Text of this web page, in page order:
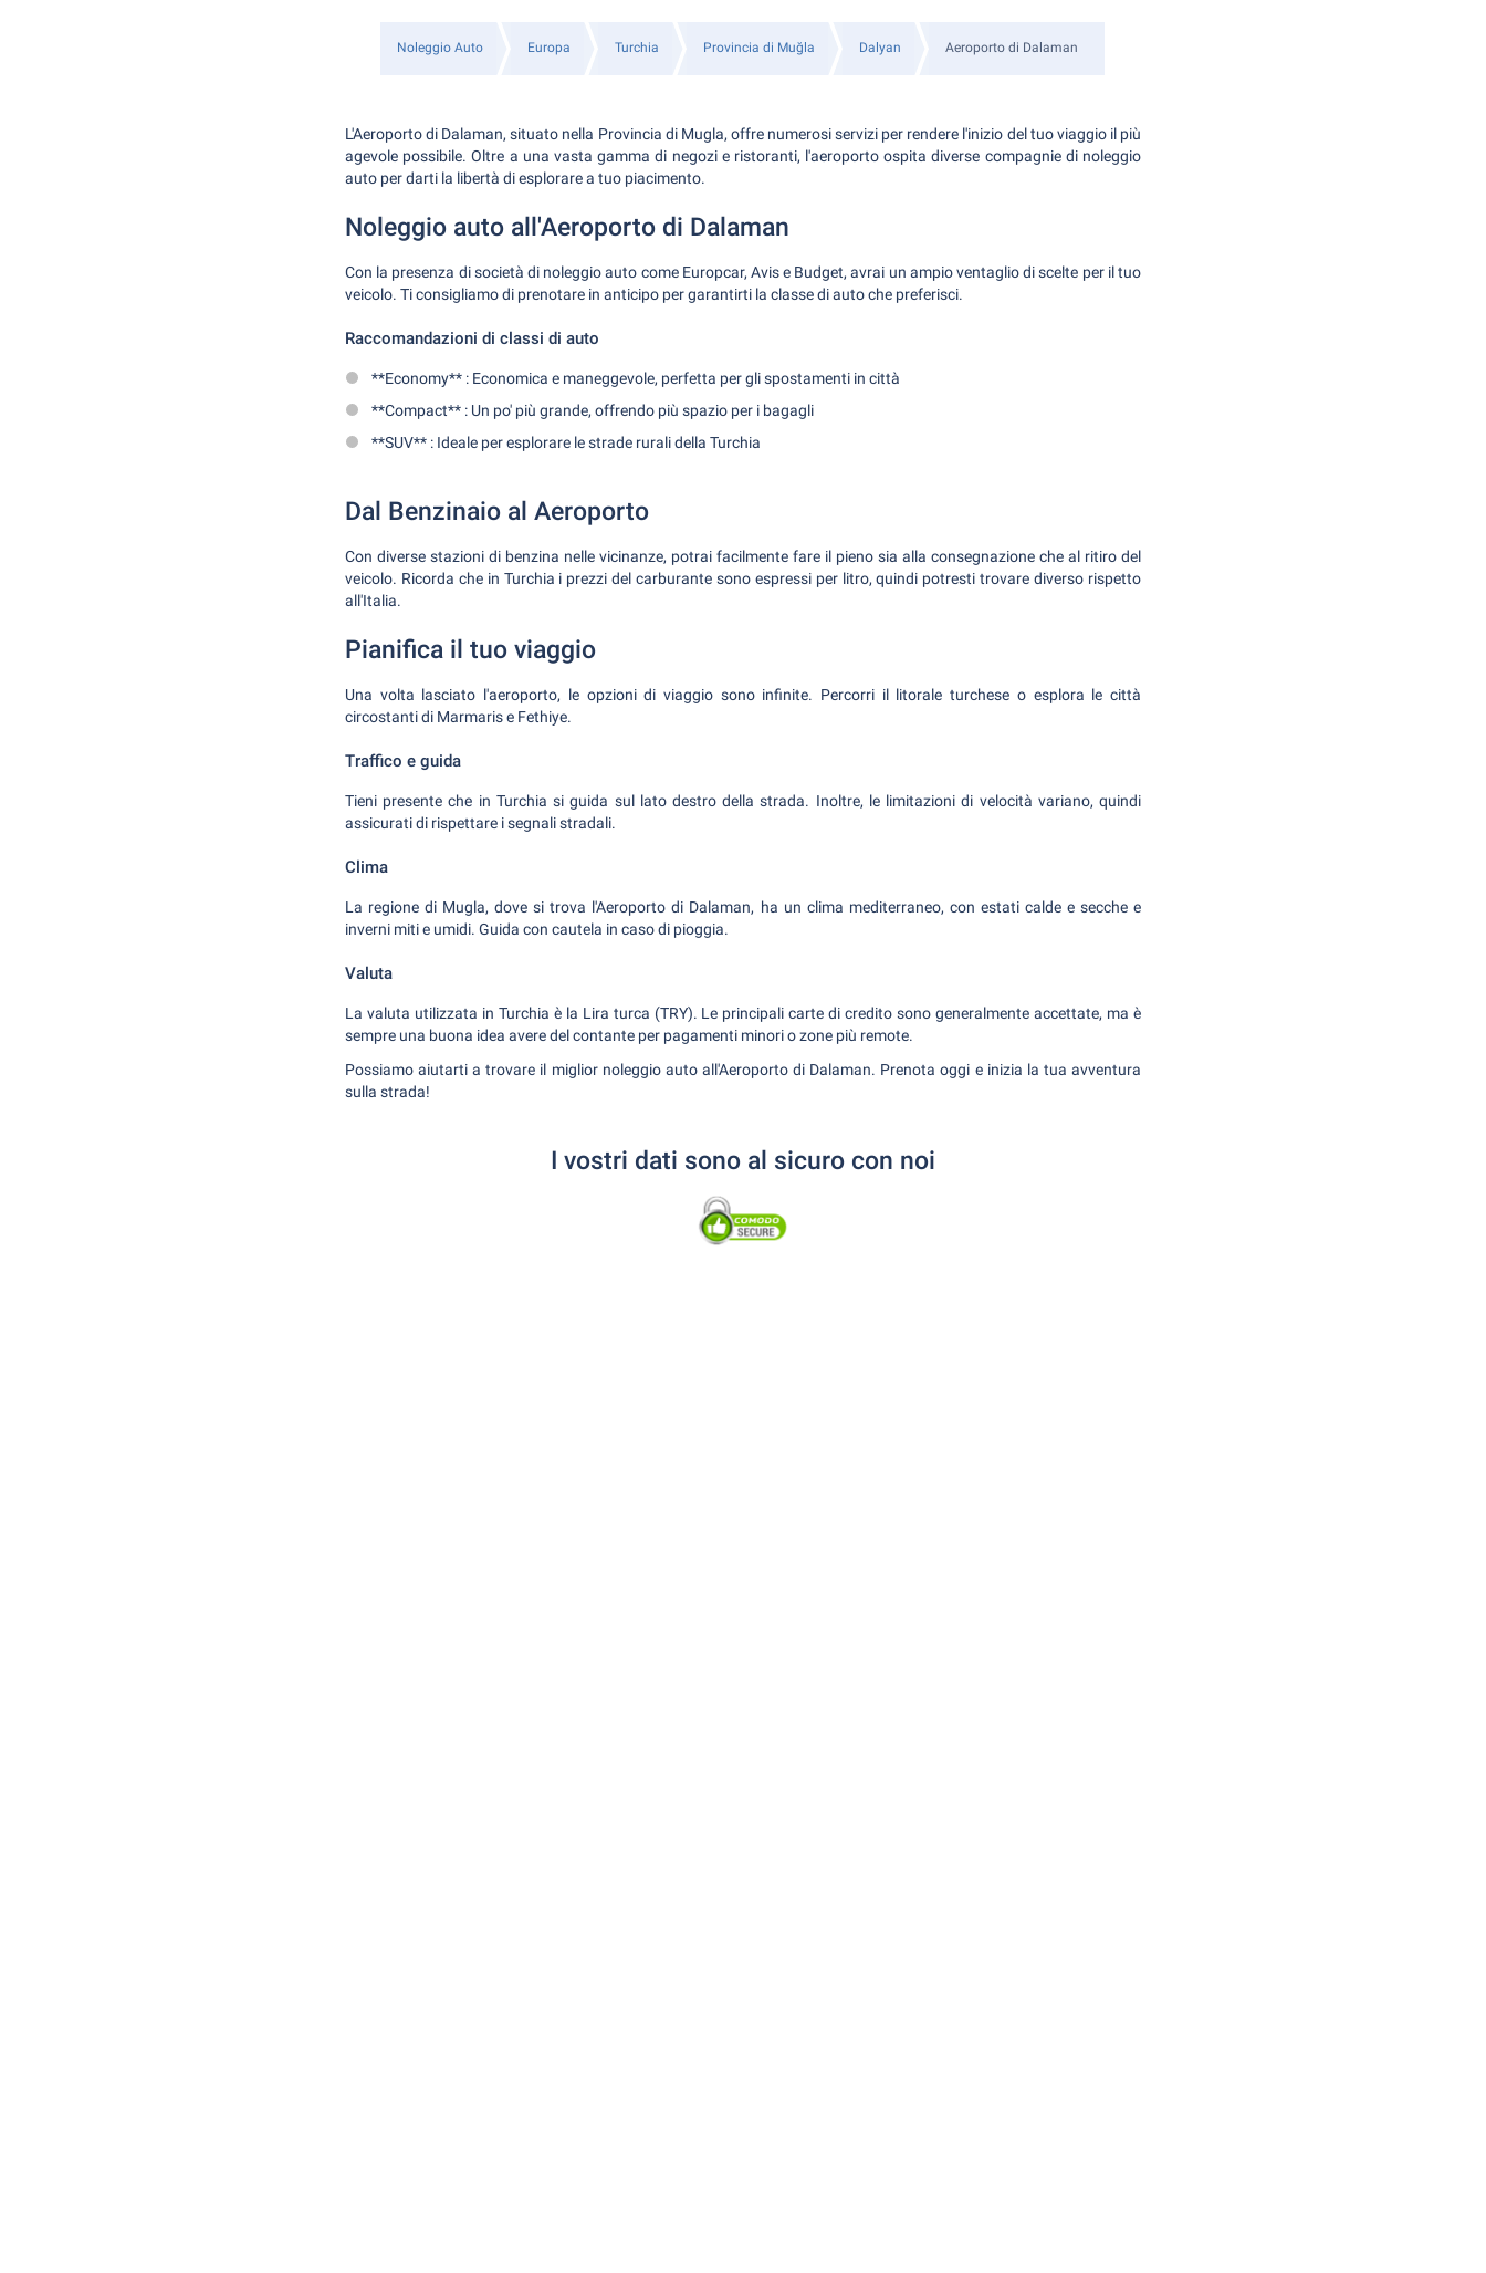
Noleggio Auto Europa Turchia Provincia di Muğla Dalyan Aeroporto di Dalaman
L'Aeroporto di Dalaman, situato nella Provincia di Mugla, offre numerosi servizi per rendere l'inizio del tuo viaggio il più
agevole possibile. Oltre a una vasta gamma di negozi e ristoranti, l'aeroporto ospita diverse compagnie di noleggio
auto per darti la libertà di esplorare a tuo piacimento.
Noleggio auto all'Aeroporto di Dalaman
Con la presenza di società di noleggio auto come Europcar, Avis e Budget, avrai un ampio ventaglio di scelte per il tuo
veicolo. Ti consigliamo di prenotare in anticipo per garantirti la classe di auto che preferisci.
Raccomandazioni di classi di auto
**Economy** : Economica e maneggevole, perfetta per gli spostamenti in città
**Compact** : Un po' più grande, offrendo più spazio per i bagagli
**SUV** : Ideale per esplorare le strade rurali della Turchia
Dal Benzinaio al Aeroporto
Con diverse stazioni di benzina nelle vicinanze, potrai facilmente fare il pieno sia alla consegnazione che al ritiro del
veicolo. Ricorda che in Turchia i prezzi del carburante sono espressi per litro, quindi potresti trovare diverso rispetto
all'Italia.
Pianifica il tuo viaggio
Una volta lasciato l'aeroporto, le opzioni di viaggio sono infinite. Percorri il litorale turchese o esplora le città
circostanti di Marmaris e Fethiye.
Traffico e guida
Tieni presente che in Turchia si guida sul lato destro della strada. Inoltre, le limitazioni di velocità variano, quindi
assicurati di rispettare i segnali stradali.
Clima
La regione di Mugla, dove si trova l'Aeroporto di Dalaman, ha un clima mediterraneo, con estati calde e secche e
inverni miti e umidi. Guida con cautela in caso di pioggia.
Valuta
La valuta utilizzata in Turchia è la Lira turca (TRY). Le principali carte di credito sono generalmente accettate, ma è
sempre una buona idea avere del contante per pagamenti minori o zone più remote.
Possiamo aiutarti a trovare il miglior noleggio auto all'Aeroporto di Dalaman. Prenota oggi e inizia la tua avventura
sulla strada!
I vostri dati sono al sicuro con noi